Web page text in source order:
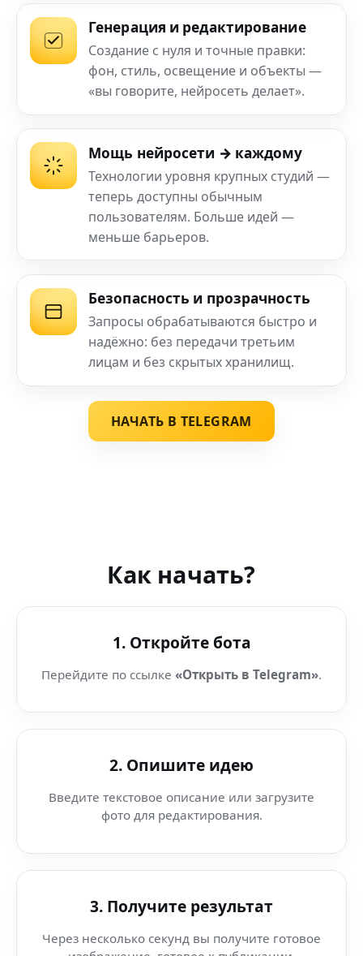
Генерация и редактирование
Создание с нуля и точные правки:
фон, стиль, освещение и объекты —
«вы говорите, нейросеть делает».
Мощь нейросети → каждому
Технологии уровня крупных студий —
теперь доступны обычным
пользователям. Больше идей —
меньше барьеров.
Безопасность и прозрачность
Запросы обрабатываются быстро и
надёжно: без передачи третьим
лицам и без скрытых хранилищ.
НАЧАТЬ В TELEGRAM
Как начать?
1. Откройте бота
Перейдите по ссылке «Открыть в Telegram».
2. Опишите идею
Введите текстовое описание или загрузите
фото для редактирования.
3. Получите результат
Через несколько секунд вы получите готовое